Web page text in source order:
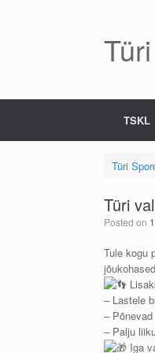
TSKL
Türi
Türi
Posted on
Tule kogu
– Lastele
–
– Palju
Iga